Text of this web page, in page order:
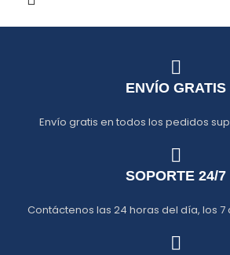
ENVÍO GRATIS
Envío gratis en todos los pedidos
SOPORTE 24/7
Contáctenos las 24 horas del día, los